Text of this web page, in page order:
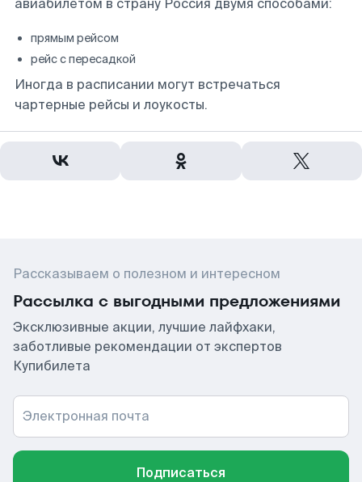
авиабилетом в страну Россия двумя способами:
прямым рейсом
рейс с пересадкой
Иногда в расписании могут встречаться
чартерные рейсы и лоукосты.
Рассказываем о полезном и интересном
Рассылка с выгодными предложениями
Эксклюзивные акции, лучшие лайфхаки,
заботливые рекомендации от экспертов
Купибилета
Электронная почта
Подписаться